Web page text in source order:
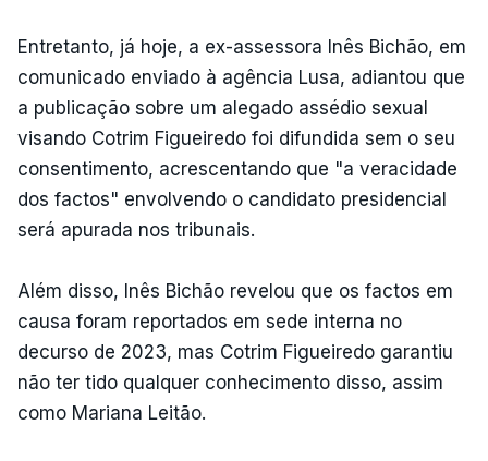
Entretanto, já hoje, a ex-assessora Inês Bichão, em
comunicado enviado à agência Lusa, adiantou que
a publicação sobre um alegado assédio sexual
visando Cotrim Figueiredo foi difundida sem o seu
consentimento, acrescentando que "a veracidade
dos factos" envolvendo o candidato presidencial
será apurada nos tribunais.
Além disso, Inês Bichão revelou que os factos em
causa foram reportados em sede interna no
decurso de 2023, mas Cotrim Figueiredo garantiu
não ter tido qualquer conhecimento disso, assim
como Mariana Leitão.